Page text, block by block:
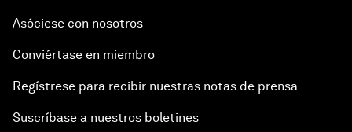
Asóciese con nosotros
Conviértase en miembro
Regístrese para recibir nuestras notas de prensa
Suscríbase a nuestros boletines